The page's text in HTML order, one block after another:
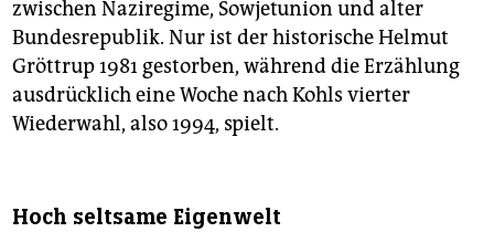
zwischen Naziregime, Sowjetunion und alter
Bundesrepublik. Nur ist der historische Helmut
Gröttrup 1981 gestorben, während die Erzählung
ausdrücklich eine Woche nach Kohls vierter
Wiederwahl, also 1994, spielt.
Hoch seltsame Eigenwelt